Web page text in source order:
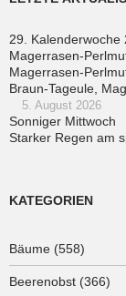
29. Kalenderwoche
Magerrasen-
Magerrasen-
Braun-Tageule,
5. August 2026
Sonniger Mittwoch
Starker Regen am
KATEGORIEN
Bäume (558)
Beerenobst (366)